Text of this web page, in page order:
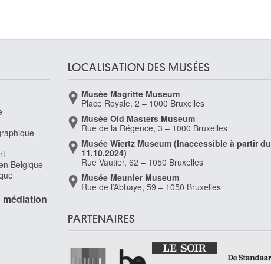
(Angleterre,
Belgique
LOCALISATION DES MUSÉES
Musée Magritte Museum
Place Royale, 2 – 1000 Bruxelles
Musée Old Masters Museum
Rue de la Régence, 3 – 1000 Bruxelles
Musée Wiertz Museum (Inaccessible à partir du
11.10.2024)
Rue Vautier, 62 – 1050 Bruxelles
Musée Meunier Museum
Rue de l’Abbaye, 59 – 1050 Bruxelles
PARTENAIRES